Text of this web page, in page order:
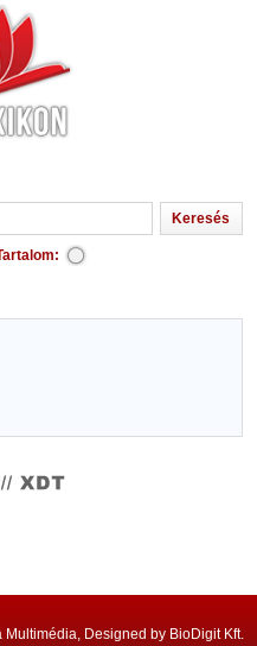
Designed by BioDigit Kft.